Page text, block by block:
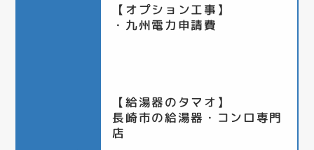
【オプション工事】
・九州電力申請費
【給湯器のタマオ】
長崎市の給湯器・コンロ専門
店